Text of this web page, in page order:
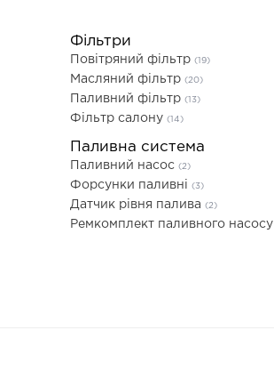
Фільтри
Повітряний фільтр (19)
Масляний фільтр (20)
Паливний фільтр (13)
Фільтр салону (14)
Паливна система
Паливний насос (2)
Форсунки паливні (3)
Датчик рівня палива (2)
Ремкомплект паливного насосу